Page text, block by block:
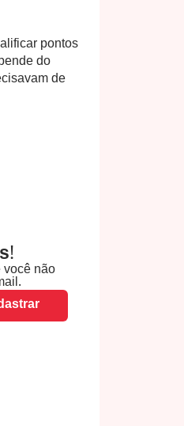
pontos
do
de
não